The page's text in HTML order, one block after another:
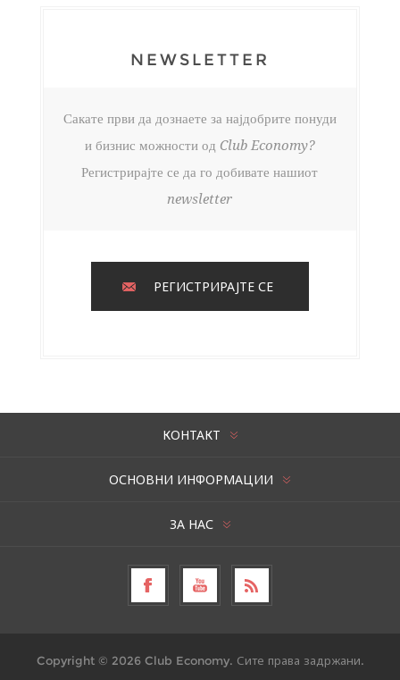
NEWSLETTER
Сакате први да дознаете за најдобрите понуди
и бизнис можности од Club Economy?
Регистрирајте се да го добивате нашиот
newsletter
РЕГИСТРИРАЈТЕ СЕ
КОНТАКТ
ОСНОВНИ ИНФОРМАЦИИ
ЗА НАС
Copyright © 2026 Club Economy. Сите права задржани.